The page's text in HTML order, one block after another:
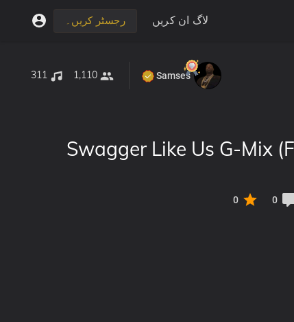
لاگ ان کریں رجسٹر کریں۔
Samses
Swagger Like Us G-Mix
0
0